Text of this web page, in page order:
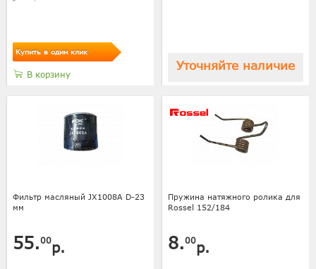
Купить в один клик
В корзину
Уточняйте наличие
Фильтр масляный JX1008A D-23
мм
55.00р.
Пружина натяжного ролика для
Rossel 152/184
8.00р.